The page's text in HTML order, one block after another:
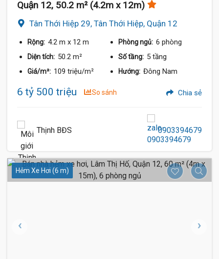
Quận 12, 50.2 m² (4.2m x 12m)
Tân Thới Hiệp 29, Tân Thới Hiệp, Quận 12
Rộng: 4.2 m x 12 m Phòng ngủ: 6 phòng
Diện tích: 50.2 m² Số tầng: 5 tầng
Giá/m²: 109 triệu/m² Hướng: Đông Nam
6 tỷ 500 triệu So sánh Chia sẻ
Thịnh BĐS 0903394679
Hẻm Xe Hơi (6 m)